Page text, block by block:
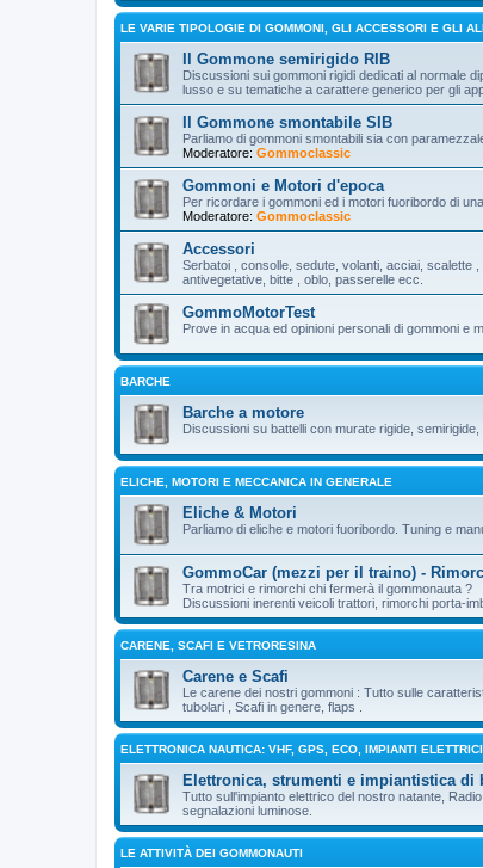
LE VARIE TIPOLOGIE DI GOMMONI, GLI ACCESSORI E GLI
Il Gommone semirigido RIB
Discussioni sui gommoni rigidi dedicati al normale
lusso e su tematiche a carattere generico per gli
Il Gommone smontabile SIB
Parliamo di gommoni smontabili sia con
Moderatore: Gommoclassic
Gommoni e Motori d'epoca
Per ricordare i gommoni ed i motori fuoribordo di una
Moderatore: Gommoclassic
Accessori
Serbatoi , consolle, sedute, volanti, acciai, scalette
antivegetative, bitte , oblo, passerelle ecc.
GommoMotorTest
Prove in acqua ed opinioni personali di gommoni e
BARCHE
Barche a motore
Discussioni su battelli con murate rigide,
ELICHE, MOTORI E MECCANICA IN GENERALE
Eliche & Motori
Parliamo di eliche e motori fuoribordo. Tuning e
GommoCar (mezzi per il traino) -
Tra motrici e rimorchi chi fermerà il gommonauta ?
Discussioni inerenti veicoli trattori, rimorchi porta-
CARENE, SCAFI E VETRORESINA
Carene e Scafi
Le carene dei nostri gommoni : Tutto sulle
tubolari , Scafi in genere, flaps .
ELETTRONICA NAUTICA: VHF, GPS, ECO, IMPIANTI
Elettronica, strumenti e impiantistica di
Tutto sull'impianto elettrico del nostro natante,
segnalazioni luminose.
LE ATTIVITÀ DEI GOMMONAUTI